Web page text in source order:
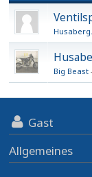
Big Beast
Gast
Allgemeines